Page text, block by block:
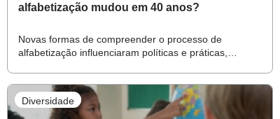
alfabetização mudou em 40 anos?
Novas formas de compreender o processo de
alfabetização influenciaram políticas e práticas,
Diversidade